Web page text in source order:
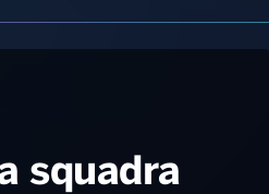
TV
squadra